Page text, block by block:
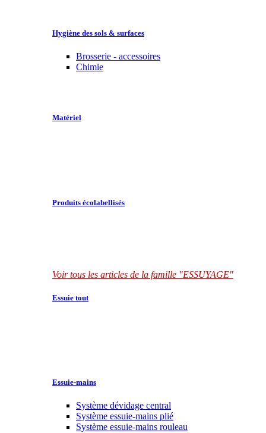
Hygiène des sols & surfaces
Brosserie - accessoires
Chimie
Matériel
Produits écolabellisés
Voir tous les articles de la famille "ESSUYAGE"
Essuie tout
Essuie-mains
Système dévidage central
Système essuie-mains plié
Système essuie-mains rouleau